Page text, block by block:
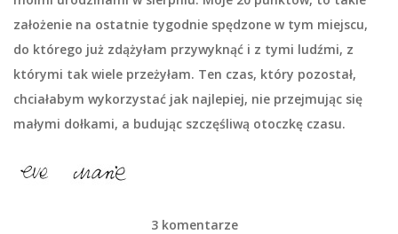
założenie na ostatnie tygodnie spędzone w tym miejscu,
do którego już zdążyłam przywyknąć i z tymi ludźmi, z
którymi tak wiele przeżyłam. Ten czas, który pozostał,
chciałabym wykorzystać jak najlepiej, nie przejmując się
małymi dołkami, a budując szczęśliwą otoczkę czasu.
3 komentarze